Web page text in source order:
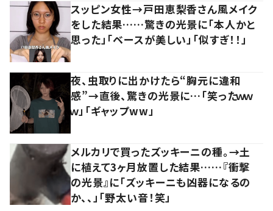
スッピン女性→戸田恵梨香さん風メイク
をした結果……驚きの光景に「本人かと
思った」「ベースが美しい」「似すぎ！！」
夜、虫取りに出かけたら“胸元に違和
感”→直後、驚きの光景に…「笑ったｗｗ
ｗ」「ギャップww」
メルカリで買ったズッキーニの種。→土
に植えて3ヶ月放置した結果……『衝撃
の光景』に「ズッキーニも凶器になるの
か、、」「野太い音！笑」